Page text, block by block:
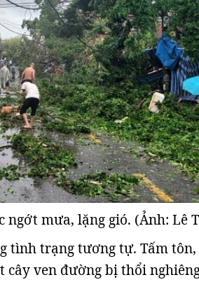
mưa, lặng gió. (Ảnh: Lê
tình trạng tương tự. Tấm
ven đường bị thổi